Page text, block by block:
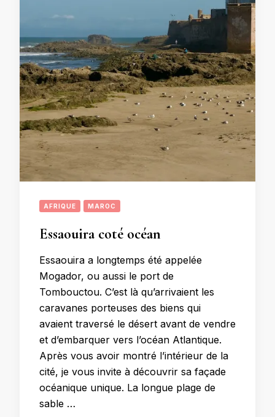
AFRIQUE MAROC
Essaouira coté océan
Essaouira a longtemps été appelée
Mogador, ou aussi le port de
Tombouctou. C’est là qu’arrivaient les
caravanes porteuses des biens qui
avaient traversé le désert avant de vendre
et d’embarquer vers l’océan Atlantique.
Après vous avoir montré l’intérieur de la
cité, je vous invite à découvrir sa façade
océanique unique. La longue plage de
sable …